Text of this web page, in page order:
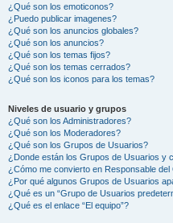
¿Qué son los emoticonos?
¿Puedo publicar imagenes?
¿Qué son los anuncios globales?
¿Qué son los anuncios?
¿Qué son los temas fijos?
¿Qué son los temas cerrados?
¿Qué son los iconos para los temas?
Niveles de usuario y grupos
¿Qué son los Administradores?
¿Qué son los Moderadores?
¿Qué son los Grupos de Usuarios?
¿Donde están los Grupos de Usuarios y
¿Cómo me convierto en Responsable del
¿Por qué algunos Grupos de Usuarios
¿Qué es un “Grupo de Usuarios
¿Qué es el enlace “El equipo”?